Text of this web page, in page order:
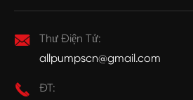

Thư Điện Tử:
allpumpscn@gmail.com

ĐT: